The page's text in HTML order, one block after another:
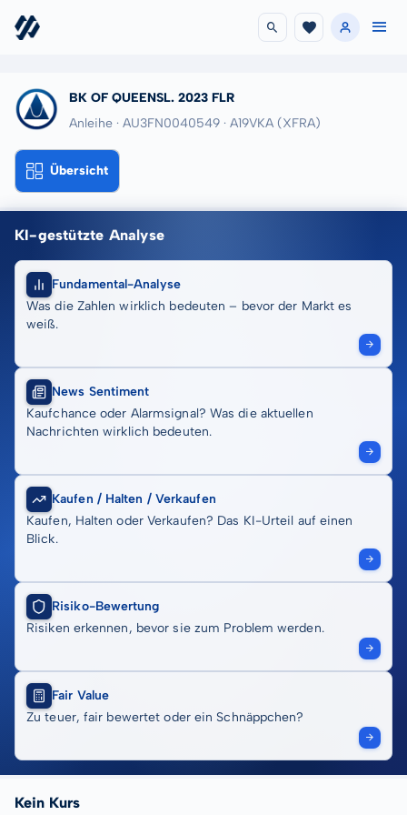
BK OF QUEENSL. 2023 FLR
Anleihe · AU3FN0040549 · A19VKA (XFRA)
Übersicht
KI-gestützte Analyse
Fundamental-Analyse
Was die Zahlen wirklich bedeuten – bevor der Markt es
weiß.
News Sentiment
Kaufchance oder Alarmsignal? Was die aktuellen
Nachrichten wirklich bedeuten.
Kaufen / Halten / Verkaufen
Kaufen, Halten oder Verkaufen? Das KI-Urteil auf einen
Blick.
Risiko-Bewertung
Risiken erkennen, bevor sie zum Problem werden.
Fair Value
Zu teuer, fair bewertet oder ein Schnäppchen?
Kein Kurs